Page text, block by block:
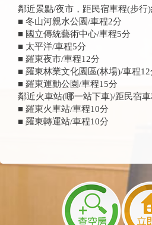
鄰近景點/夜市，距民宿車程(步行
■ 冬山河親水公園/車程2分
■ 國立傳統藝術中心/車程5分
■ 太平洋/車程5分
■ 羅東夜市/車程12分
■ 羅東林業文化園區(林場)/車程12
■ 羅東運動公園/車程15分
鄰近火車站(哪一站下車)/距民宿
■ 羅東火車站/車程10分
■ 羅東轉運站/車程10分